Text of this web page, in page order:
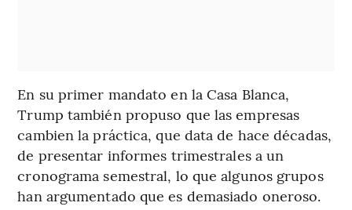
En su primer mandato en la Casa Blanca,
Trump también propuso que las empresas
cambien la práctica, que data de hace décadas,
de presentar informes trimestrales a un
cronograma semestral, lo que algunos grupos
han argumentado que es demasiado oneroso.